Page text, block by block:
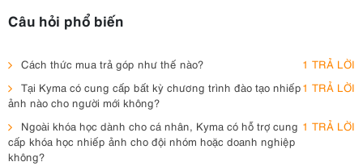
Câu hỏi phổ biến
Cách thức mua trả góp như thế nào?
1 TRẢ LỜI
Tại Kyma có cung cấp bất kỳ chương trình đào tạo nhiếp
ảnh nào cho người mới không?
1 TRẢ LỜI
Ngoài khóa học dành cho cá nhân, Kyma có hỗ trợ cung
cấp khóa học nhiếp ảnh cho đội nhóm hoặc doanh nghiệp
không?
1 TRẢ LỜI